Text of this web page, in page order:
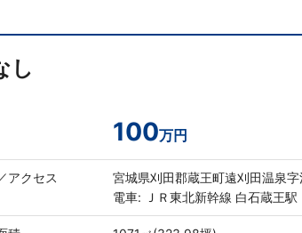
し
100万円
アクセス
宮城県刈田郡蔵王町遠刈田温泉
電車: ＪＲ東北新幹線 白石蔵王駅